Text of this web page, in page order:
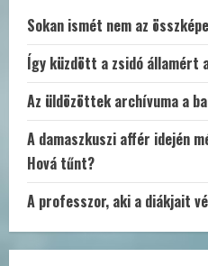
köteles
Egy
ásítás
története
1976-
ból
Sokan ismét nem az
Így küzdött a zsidó államért
Az üldözöttek archívuma a
A damaszkuszi affér idején
Hová tűnt?
A professzor, aki a diákjait